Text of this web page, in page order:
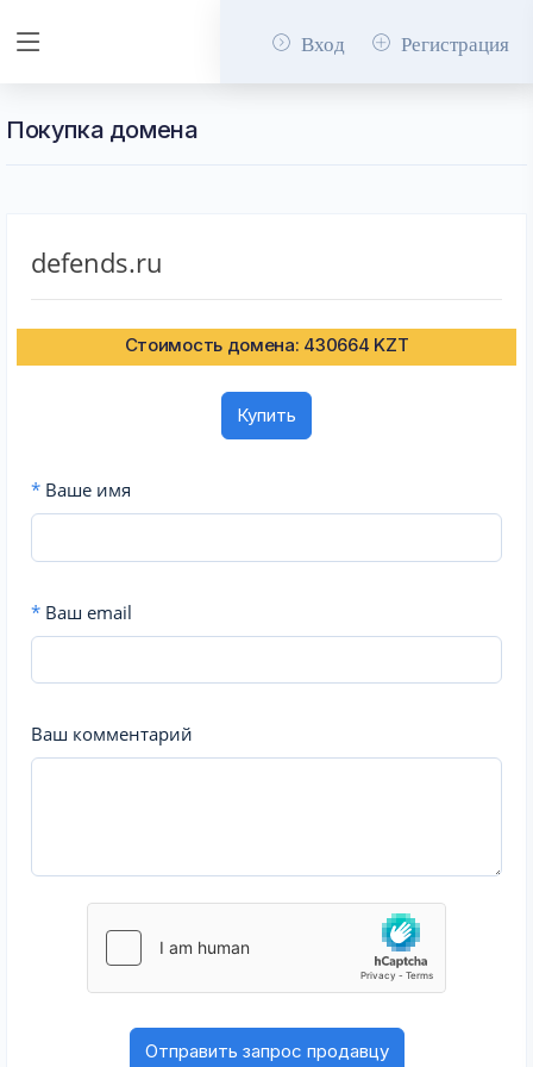
Вход Регистрация
Покупка домена
defends.ru
Стоимость домена: 430664 KZT
Купить
* Ваше имя
* Ваш email
Ваш комментарий